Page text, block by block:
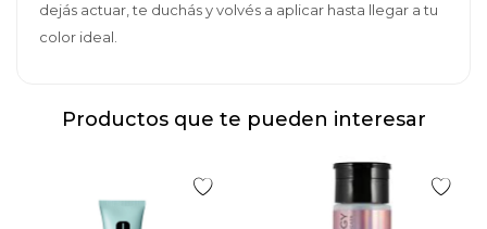
dejás actuar, te duchás y volvés a aplicar hasta llegar a tu
color ideal.
Productos que te pueden interesar